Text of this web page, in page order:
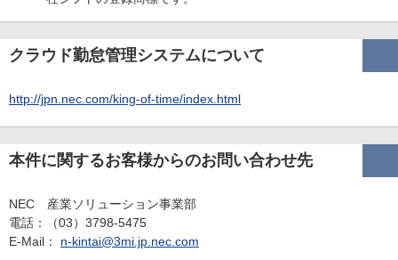
クラウド勤怠管理システムについて
http://jpn.nec.com/king-of-time/index.html
本件に関するお客様からのお問い合わせ先
NEC 産業ソリューション事業部
電話：（03）3798-5475
E-Mail： n-kintai@3mi.jp.nec.com